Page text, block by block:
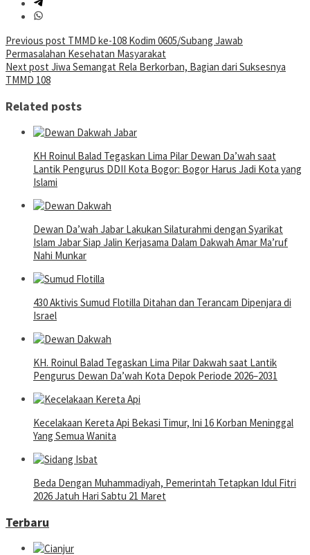
Post
navigation
Previous post TMMD ke-108 Kodim 0605/Subang Jawab
Permasalahan Kesehatan Masyarakat
Next post Jiwa Semangat Rela Berkorban, Bagian dari Suksesnya
TMMD 108
Related posts
KH Roinul Balad Tegaskan Lima Pilar Dewan Da’wah saat
Lantik Pengurus DDII Kota Bogor: Bogor Harus Jadi Kota yang
Islami
Dewan Da’wah Jabar Lakukan Silaturahmi dengan Syarikat
Islam Jabar Siap Jalin Kerjasama Dalam Dakwah Amar Ma’ruf
Nahi Munkar
430 Aktivis Sumud Flotilla Ditahan dan Terancam Dipenjara di
Israel
KH. Roinul Balad Tegaskan Lima Pilar Dakwah saat Lantik
Pengurus Dewan Da’wah Kota Depok Periode 2026–2031
Kecelakaan Kereta Api Bekasi Timur, Ini 16 Korban Meninggal
Yang Semua Wanita
Beda Dengan Muhammadiyah, Pemerintah Tetapkan Idul Fitri
2026 Jatuh Hari Sabtu 21 Maret
Terbaru